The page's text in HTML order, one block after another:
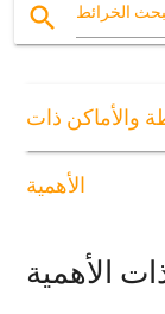
search الخرائط
والأماكن ذات
الأهمية
الأهمية